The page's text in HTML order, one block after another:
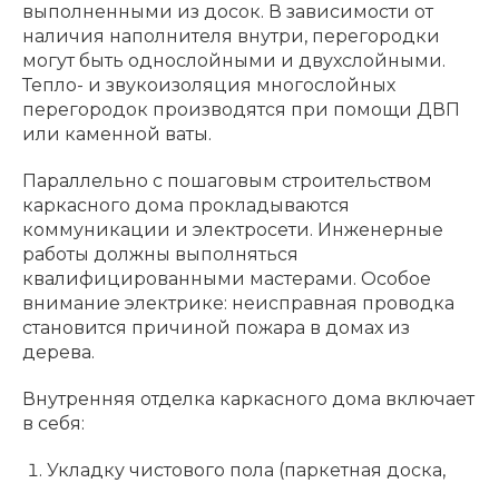
выполненными из досок. В зависимости от
наличия наполнителя внутри, перегородки
могут быть однослойными и двухслойными.
Тепло- и звукоизоляция многослойных
перегородок производятся при помощи ДВП
или каменной ваты.
Параллельно с пошаговым строительством
каркасного дома прокладываются
коммуникации и электросети. Инженерные
работы должны выполняться
квалифицированными мастерами. Особое
внимание электрике: неисправная проводка
становится причиной пожара в домах из
дерева.
Внутренняя отделка каркасного дома включает
в себя:
Укладку чистового пола (паркетная доска,